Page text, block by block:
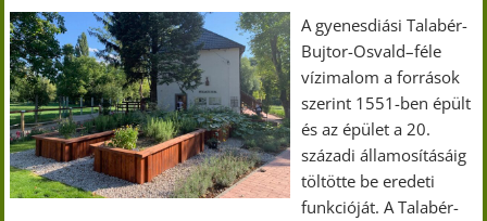
A gyenesdiási Talabér-
Bujtor-Osvald–féle
vízimalom a források
szerint 1551-ben épült
és az épület a 20.
századi államosításáig
töltötte be eredeti
funkcióját. A Talabér-